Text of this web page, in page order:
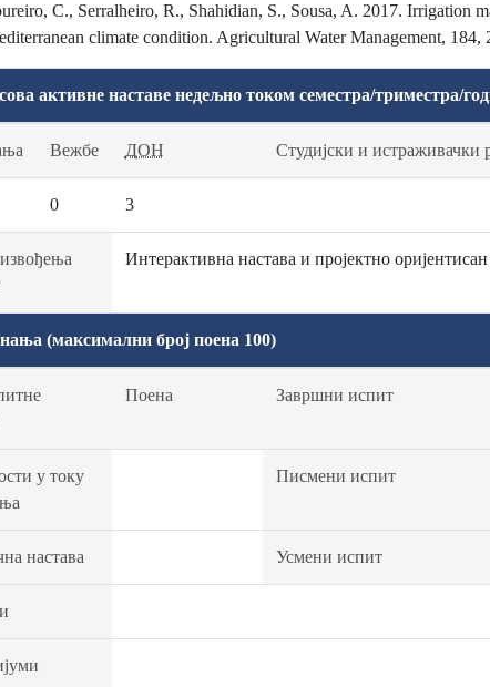
C., Serralheiro, R., Shahidian, S., Sousa, A. 2017. Irrigation
climate condition. Agricultural Water Management, 184,
активне наставе недељно током семестра/триместра/
Вежбе ДОН Студијски и истраживачки
0 3
Интерактивна настава и пројектно
(максимални број поена 100)
Поена Завршни испит
у току
Писмени испит
настава Усмени испит